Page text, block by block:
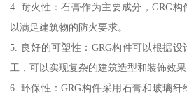
4. 耐火性：石膏作为主要成分，GRG
以满足建筑物的防火要求。
5. 良好的可塑性：GRG构件可以根据
工，可以实现复杂的建筑造型和装饰效果
6. 环保性：GRG构件采用石膏和玻璃